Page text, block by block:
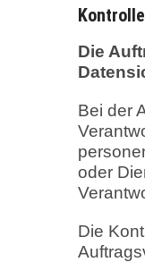
Die
Bei der
oder
Die